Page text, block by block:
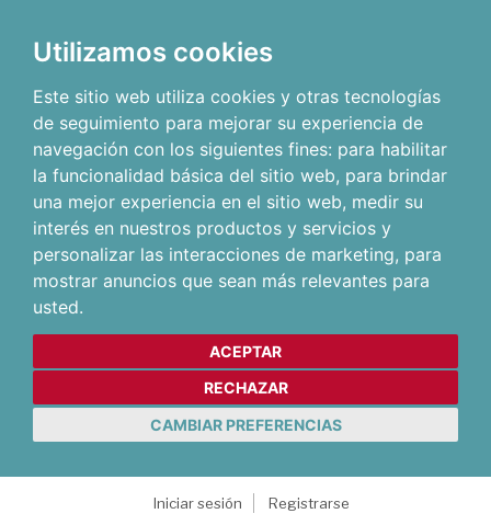
Utilizamos cookies
Este sitio web utiliza cookies y otras tecnologías
de seguimiento para mejorar su experiencia de
navegación con los siguientes fines: para habilitar
la funcionalidad básica del sitio web, para brindar
una mejor experiencia en el sitio web, medir su
interés en nuestros productos y servicios y
personalizar las interacciones de marketing, para
mostrar anuncios que sean más relevantes para
usted.
ACEPTAR
RECHAZAR
CAMBIAR PREFERENCIAS
Iniciar sesión
Registrarse